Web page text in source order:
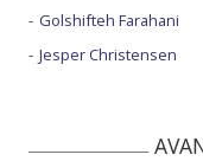
Golshifteh Farahani
Jesper Christensen